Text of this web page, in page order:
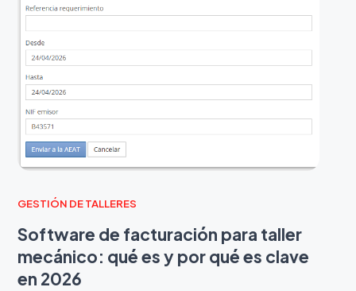
GESTIÓN DE TALLERES
Software de facturación para taller
mecánico: qué es y por qué es clave
en 2026